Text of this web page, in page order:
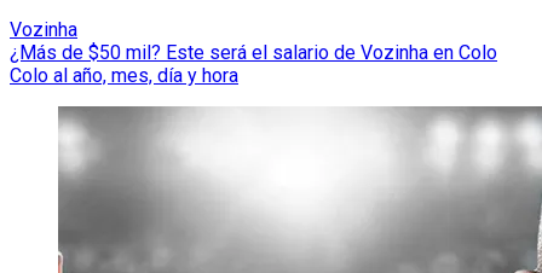
Vozinha
¿Más de $50 mil? Este será el salario de Vozinha en Colo
Colo al año, mes, día y hora